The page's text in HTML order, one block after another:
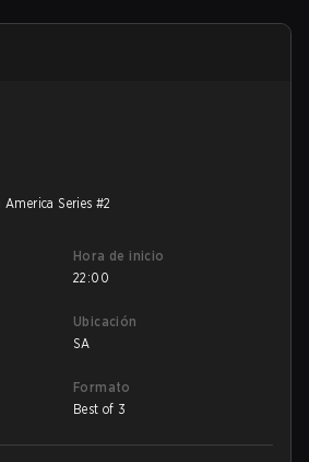
Series #2
Hora de inicio
22:00
Ubicación
SA
Formato
Best of 3